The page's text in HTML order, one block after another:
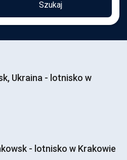
Szukaj
Ukraina - lotnisko w
- lotnisko w Krakowie